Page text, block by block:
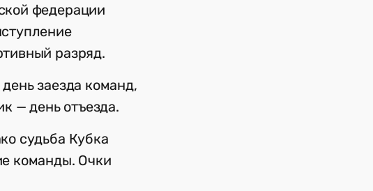
федерации
разряд.
заезда команд,
— день отъезда.
судьба Кубка
команды. Очки